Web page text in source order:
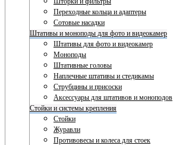
Переходные кольца и адаптеры
Сотовые насадки
Штативы и моноподы для фото и видеокамер
Штативы для фото и видеокамер
Моноподы
Штативные головы
Наплечные штативы и стедикамы
Струбцины и присоски
Аксессуары для штативов и моноподов
Стойки и системы крепления
Стойки
Журавли
Противовесы и колеса для стоек